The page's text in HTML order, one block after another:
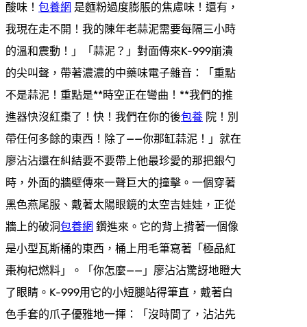
酸味！ 包養網 是麵粉過度膨脹的焦慮味！還有，
我現在走不開！我的陳年老蒜泥需要每隔三小時
的溫和震動！」「蒜泥？」對面傳來K-999崩潰
的尖叫聲，帶著濃濃的中藥味電子雜音：「重點
不是蒜泥！重點是**時空正在彎曲！**我們的推
進器快沒紅棗了！快！我們在你的後包養 院！別
帶任何多餘的東西！除了——你那缸蒜泥！」就在
廖沾沾還在糾結要不要帶上他最珍愛的那把銀勺
時，外面的牆壁傳來一聲巨大的撞擊。一個穿著
黑色燕尾服、戴著太陽眼鏡的太空吉娃娃，正從
牆上的破洞包養網 鑽進來。它的背上揹著一個像
是小型瓦斯桶的東西，桶上用毛筆寫著「極品紅
棗枸杞燃料」。「你怎麼——」廖沾沾驚訝地瞪大
了眼睛。K-999用它的小短腿站得筆直，戴著白
色手套的爪子優雅地一揮：「沒時間了，沾沾先